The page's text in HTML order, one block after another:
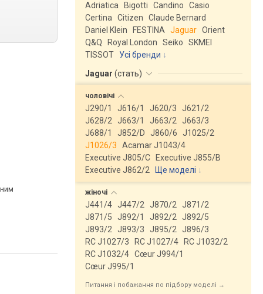
Adriatica
Bigotti Candino
Casio
Certina
Citizen
Claude Bernard
Daniel Klein
FESTINA Jaguar Orient
Q&Q
Royal London Seiko
SKMEI
TISSOT
Усі бренди
Jaguar (стать)
чоловічі
J290/1 J616/1 J620/3
J621/2
J628/2
J663/1 J663/2
J663/3
J688/1
J852/D J860/6
J1025/2
J1026/3
Acamar J1043/4
Executive J805/C
Executive J855/B
Executive J862/2
Ще моделі ↓
жіночі
J441/4 J447/2 J870/2
J871/2
J871/5
J892/1 J892/2
J892/5
J893/2
J893/3 J895/2
J896/3
RC J1027/3
RC J1027/4
RC J1032/2
RC J1032/4 Cœur J994/1
Cœur J995/1
Питання і побажання по підбору моделі →